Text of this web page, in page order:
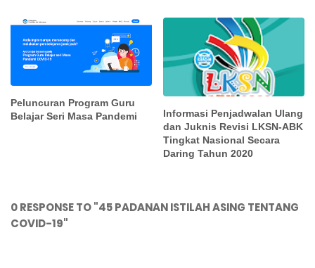
Peluncuran Program Guru
Belajar Seri Masa Pandemi
Informasi Penjadwalan Ulang
dan Juknis Revisi LKSN-ABK
Tingkat Nasional Secara
Daring Tahun 2020
0 RESPONSE TO "45 PADANAN ISTILAH ASING TENTANG
COVID-19"